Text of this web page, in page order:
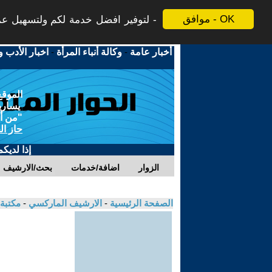
موافق - OK لتوفير افضل خدمة لكم ولتسهيل
أخبار عامة -وكالة أنباء المرأة - اخبار الأدب
"من
حاز
إذا
بحث/الارشيف اضافة/خدمات الزوار
الصفحة الرئيسية - الارشيف الماركسي -